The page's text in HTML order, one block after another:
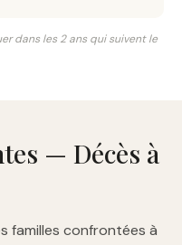
dans les 2 ans qui suivent le
— Décès à
familles confrontées à